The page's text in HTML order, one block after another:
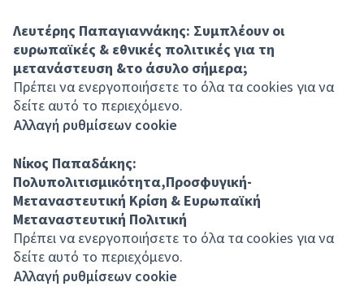
Λευτέρης Παπαγιαννάκης: Συμπλέουν οι
ευρωπαϊκές & εθνικές πολιτικές για τη
μετανάστευση &το άσυλο σήμερα;
Πρέπει να ενεργοποιήσετε το όλα τα cookies για να
δείτε αυτό το περιεχόμενο.
Αλλαγή ρυθμίσεων cookie
Νίκος Παπαδάκης:
Πολυπολιτισμικότητα,Προσφυγική-
Μεταναστευτική Κρίση & Ευρωπαϊκή
Μεταναστευτική Πολιτική
Πρέπει να ενεργοποιήσετε το όλα τα cookies για να
δείτε αυτό το περιεχόμενο.
Αλλαγή ρυθμίσεων cookie